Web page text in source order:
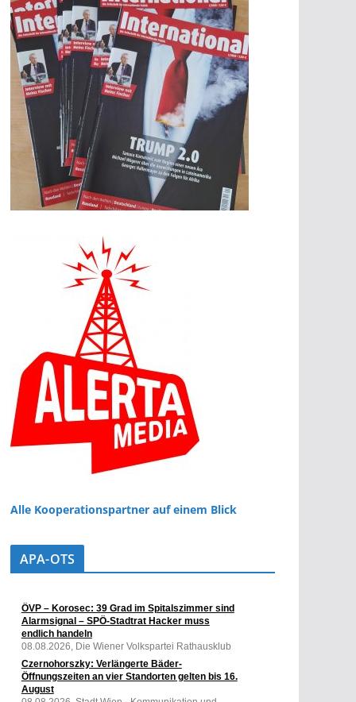
Alle Kooperationspartner auf einem Blick
APA-OTS